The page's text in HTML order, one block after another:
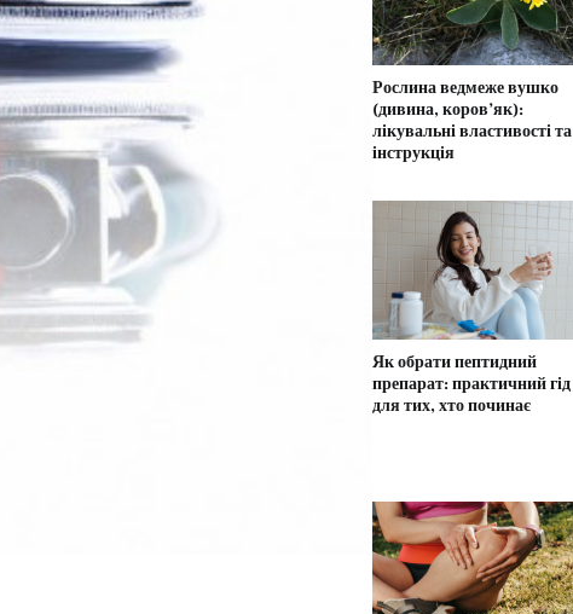
Рослина ведмеже вушко
(дивина, коров’як):
лікувальні властивості та
інструкція
Як обрати пептидний
препарат: практичний гід
для тих, хто починає